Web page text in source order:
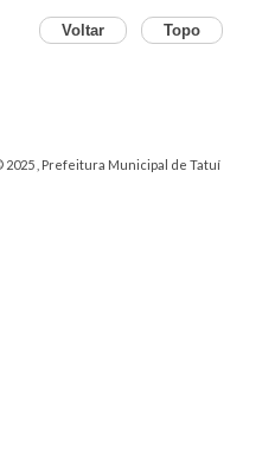
Voltar Topo
2025 , Prefeitura Municipal de Tatuí